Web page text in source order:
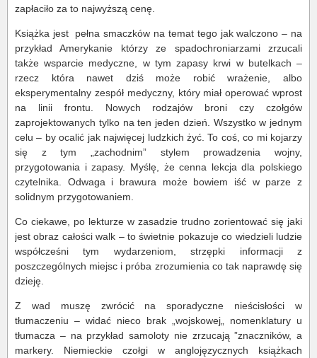
zapłaciło za to najwyższą cenę.
Książka jest
pełna smaczków na temat tego jak walczono – na
przykład Amerykanie którzy ze spadochroniarzami zrzucali
także wsparcie medyczne, w tym zapasy krwi w butelkach –
rzecz która nawet dziś może robić wrażenie, albo
eksperymentalny zespół medyczny, który miał operować wprost
na linii frontu. Nowych rodzajów broni czy czołgów
zaprojektowanych tylko na ten jeden dzień. Wszystko w jednym
celu – by ocalić jak najwięcej ludzkich żyć. To coś, co mi kojarzy
się z tym „zachodnim” stylem prowadzenia wojny,
przygotowania i zapasy. Myślę, że cenna lekcja dla polskiego
czytelnika. Odwaga i brawura może bowiem iść w parze z
solidnym przygotowaniem.
Co ciekawe, po lekturze w zasadzie trudno zorientować się jaki
jest obraz całości walk – to świetnie pokazuje co wiedzieli ludzie
współcześni tym wydarzeniom, strzępki informacji z
poszczególnych miejsc i próba zrozumienia co tak naprawdę się
dzieję.
Z wad muszę zwrócić na sporadyczne nieścisłości w
tłumaczeniu – widać nieco brak „wojskowej„ nomenklatury u
tłumacza – na przykład samoloty nie zrzucają ”znaczników, a
markery. Niemieckie czołgi w anglojęzycznych książkach